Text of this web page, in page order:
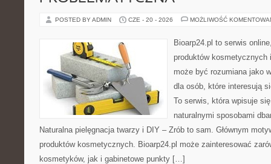
POSTED BY ADMIN CZE - 20 - 2026 MOŻLIWOŚĆ
Bioarp24.pl to serwis
produktów kosmetycznych
może być rozumiana jako
dla osób, które interesują
To serwis, która wpisuje
naturalnymi sposobami
Naturalna pielęgnacja twarzy i DIY – Zrób to sam. Głównym
produktów kosmetycznych. Bioarp24.pl może zainteresować
kosmetyków, jak i gabinetowe punkty […]